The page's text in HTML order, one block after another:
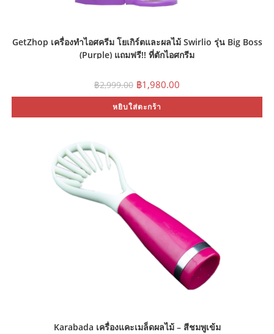
GetZhop เครื่องทำไอศครีม โยเกิร์ตและผลไม้ Swirlio รุ่น Big Boss
(Purple) แถมฟรี!! ที่ตักไอศกรีม
฿2,999.00 Original
price
was:
฿2,999.00.
฿1,980.00
is:
หยิบใส่ตะกร้า
Karabada เครื่องแคะเมล็ดผลไม้ – สีชมพูเข้ม